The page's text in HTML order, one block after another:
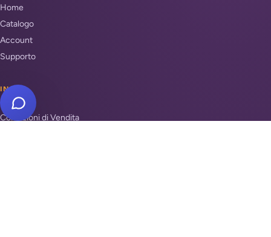
Home
Catalogo
Account
Supporto
INFO
Condizioni di Vendita